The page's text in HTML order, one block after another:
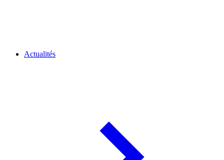
Actualités